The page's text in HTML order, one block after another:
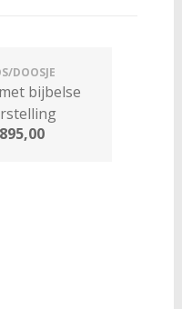
DOOSJE
bijbelse